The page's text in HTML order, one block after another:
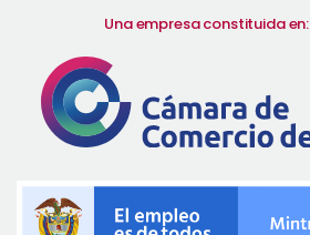
Una empresa constituida en: